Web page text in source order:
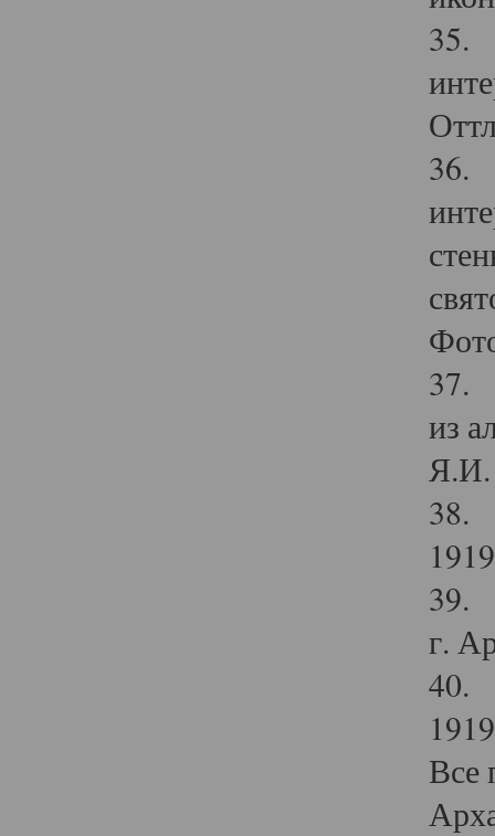
35.
36.
37.
из
Я.И.
38.
39.
г.
40.
Все